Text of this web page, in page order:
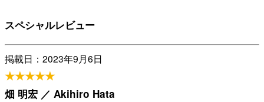
スペシャルレビュー
掲載日：2023年9月6日
★★★★★
畑 明宏 ／ Akihiro Hata